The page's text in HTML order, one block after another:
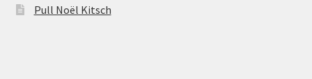
Pull Noël Kitsch